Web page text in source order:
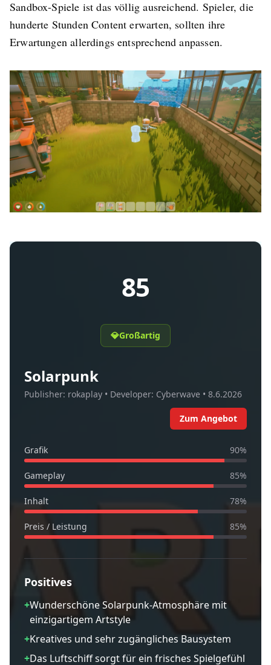
Sandbox-Spiele ist das völlig ausreichend. Spieler, die
hunderte Stunden Content erwarten, sollten ihre
Erwartungen allerdings entsprechend anpassen.
85
💎Großartig
Solarpunk
Publisher: rokaplay • Developer: Cyberwave • 8.6.2026
Zum Angebot
Grafik 90%
Gameplay 85%
Inhalt 78%
Preis / Leistung 85%
Positives
+Wunderschöne Solarpunk-Atmosphäre mit
einzigartigem Artstyle
+Kreatives und sehr zugängliches Bausystem
+Das Luftschiff sorgt für ein frisches Spielgefühl